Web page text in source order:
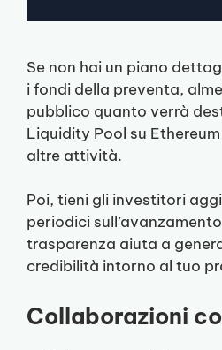
Se non hai un piano
i fondi della preventa,
pubblico quanto verrà
Liquidity Pool su
altre attività.
Poi, tieni gli investitori
periodici
trasparenza aiuta a
credibilità intorno al tuo
Collaborazioni